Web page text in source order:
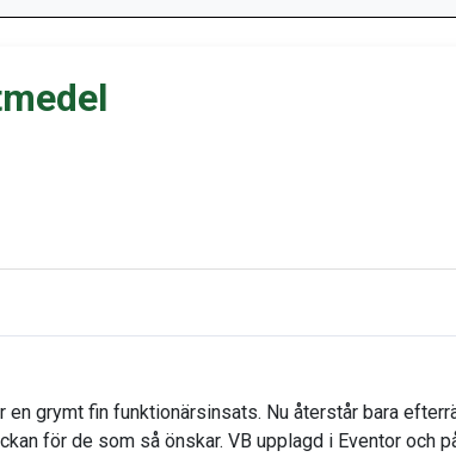
grymt fin funktionärsinsats. Nu återstår bara
för de som så önskar. VB upplagd i Eventor och